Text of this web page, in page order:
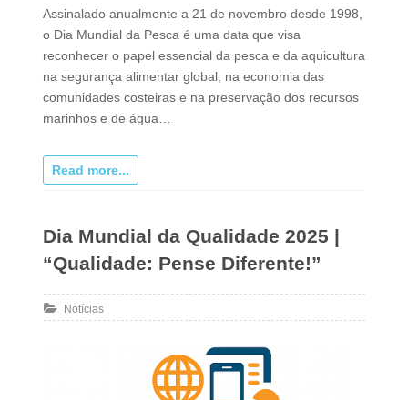
Assinalado anualmente a 21 de novembro desde 1998,
o Dia Mundial da Pesca é uma data que visa
reconhecer o papel essencial da pesca e da aquicultura
na segurança alimentar global, na economia das
comunidades costeiras e na preservação dos recursos
marinhos e de água…
Read more...
Dia Mundial da Qualidade 2025 |
“Qualidade: Pense Diferente!”
Notícias